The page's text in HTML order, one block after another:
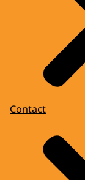
Contact